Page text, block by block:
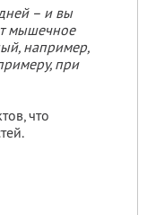
– и вы
мышечное
например,
при
что